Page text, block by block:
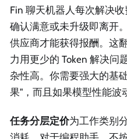
Fin 聊天机器人每次解决
确认满意或未升级即离开
供应商才能获得报酬。这
力用更少的 Token 解决问
杂性高。你需要强大的基
果"，而且如果模型性能波
任务分层定价为工作类别